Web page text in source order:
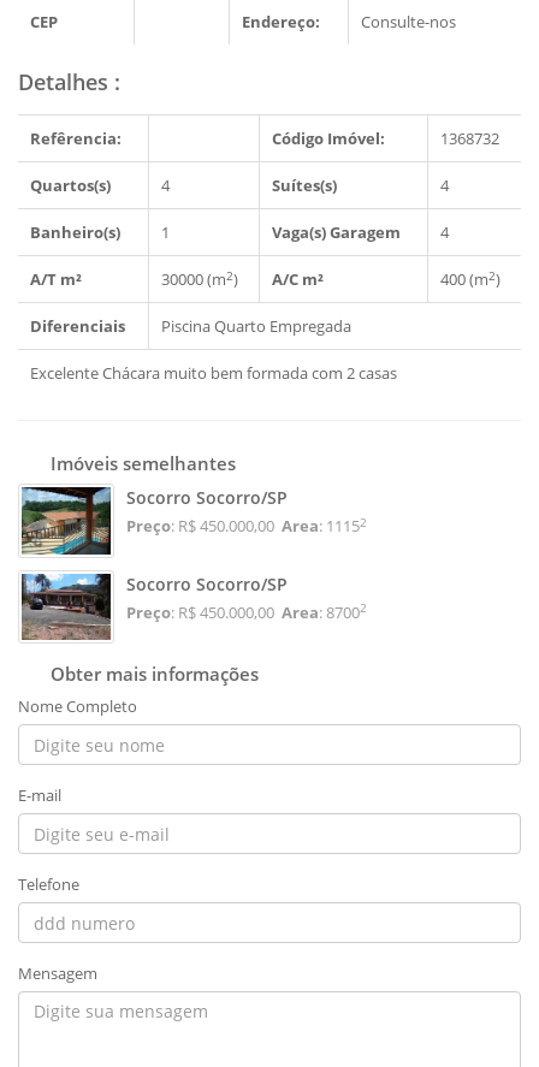
CEP Endereço: Consulte-nos
Detalhes :
Refêrencia: Código Imóvel: 1368732
Quartos(s) 4 Suítes(s) 4
Banheiro(s) 1 Vaga(s) Garagem 4
A/T m² 30000 (m2) A/C m² 400 (m2)
Diferenciais PiscinaQuarto Empregada
Excelente Chácara muito bem formada com 2 casas
Imóveis semelhantes
Socorro Socorro/SP
Preço: R$ 450.000,00 Area: 11152
Socorro Socorro/SP
Preço: R$ 450.000,00 Area: 87002
Obter mais informações
Nome Completo
E-mail
Telefone
Mensagem